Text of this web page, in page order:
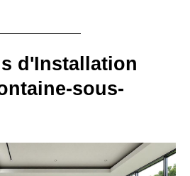
d'Installation
sous-